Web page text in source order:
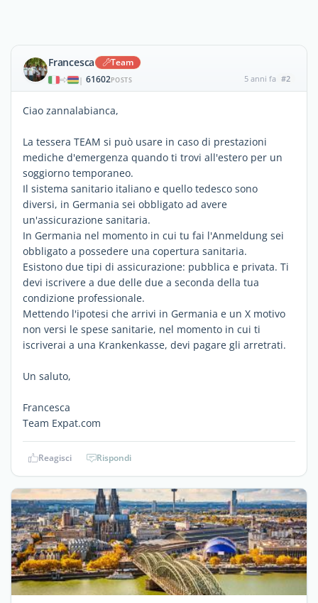
Francesca Team
| 61602POSTS 5 anni fa #2
Ciao zannalabianca,
La tessera TEAM si può usare in caso di prestazioni
mediche d'emergenza quando ti trovi all'estero per un
soggiorno temporaneo.
Il sistema sanitario italiano e quello tedesco sono
diversi, in Germania sei obbligato ad avere
un'assicurazione sanitaria.
In Germania nel momento in cui tu fai l'Anmeldung sei
obbligato a possedere una copertura sanitaria.
Esistono due tipi di assicurazione: pubblica e privata. Ti
devi iscrivere a due delle due a seconda della tua
condizione professionale.
Mettendo l'ipotesi che arrivi in Germania e un X motivo
non versi le spese sanitarie, nel momento in cui ti
iscriverai a una Krankenkasse, devi pagare gli arretrati.
Un saluto,
Francesca
Team Expat.com
Reagisci Rispondi